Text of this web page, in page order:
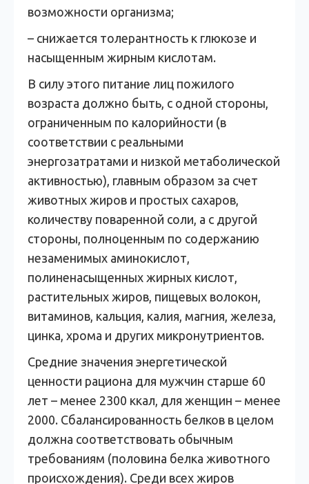
возможности организма;
– снижается толерантность к глюкозе и
насыщенным жирным кислотам.
В силу этого питание лиц пожилого
возраста должно быть, с одной стороны,
ограниченным по калорийности (в
соответствии с реальными
энергозатратами и низкой метаболической
активностью), главным образом за счет
животных жиров и простых сахаров,
количеству поваренной соли, а с другой
стороны, полноценным по содержанию
незаменимых аминокислот,
полиненасыщенных жирных кислот,
растительных жиров, пищевых волокон,
витаминов, кальция, калия, магния, железа,
цинка, хрома и других микронутриентов.
Средние значения энергетической
ценности рациона для мужчин старше 60
лет – менее 2300 ккал, для женщин – менее
2000. Сбалансированность белков в целом
должна соответствовать обычным
требованиям (половина белка животного
происхождения). Среди всех жиров